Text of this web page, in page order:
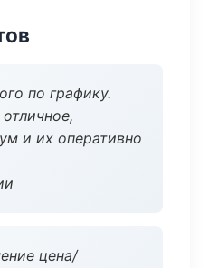
по графику.
и их оперативно
цена/